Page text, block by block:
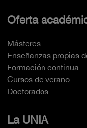
Oferta
Másteres
Enseñanzas propias
Formación continua
Cursos de verano
Doctorados
La UNIA